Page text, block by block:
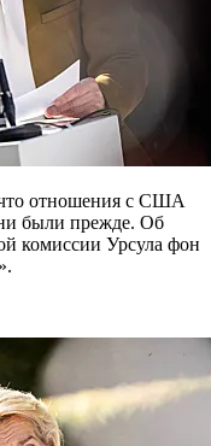
что отношения с США
были прежде. Об
комиссии Урсула фон